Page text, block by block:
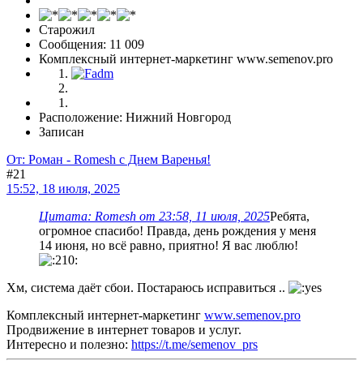
Старожил
Сообщения: 11 009
Комплексный интернет-маркетинг www.semenov.pro
Расположение: Нижний Новгород
Записан
От: Роман - Romesh с Днем Варенья!
#21
15:52, 18 июля, 2025
Цитата: Romesh от 23:58, 11 июля, 2025Ребята,
огромное спасибо! Правда, день рождения у меня
14 июня, но всё равно, приятно! Я вас люблю!
Хм, система даёт сбои. Постараюсь исправиться ..
Комплексный интернет-маркетинг www.semenov.pro
Продвижение в интернет товаров и услуг.
Интересно и полезно: https://t.me/semenov_prs